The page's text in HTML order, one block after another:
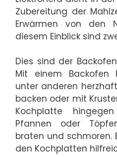
Zubereitung der
Erwärmen von den
diesem Einblick sind
Dies sind der
Mit einem Backofen
unter anderen
backen oder mit
Kochplatte
Pfannen oder
braten und schmoren.
den Kochplatten